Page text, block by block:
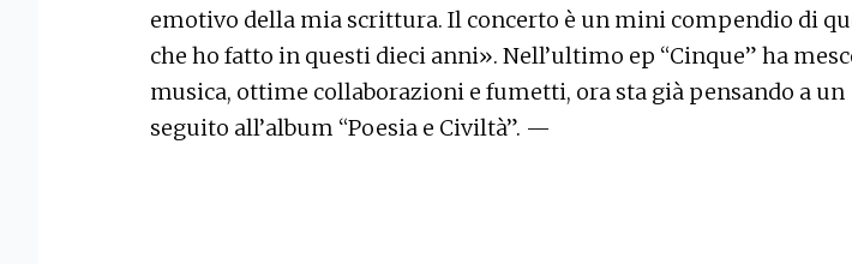
emotivo della mia scrittura. Il concerto è un mini compendio di
che ho fatto in questi dieci anni». Nell’ultimo ep “Cinque” ha
musica, ottime collaborazioni e fumetti, ora sta già pensando a un
seguito all’album “Poesia e Civiltà”. —